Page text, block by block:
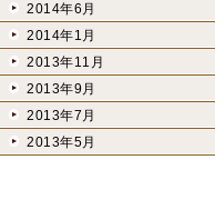
2014年6月
2014年1月
2013年11月
2013年9月
2013年7月
2013年5月